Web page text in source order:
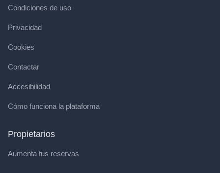
Condiciones de uso
Privacidad
Cookies
Contactar
Accesibilidad
Cómo funciona la plataforma
Propietarios
Aumenta tus reservas